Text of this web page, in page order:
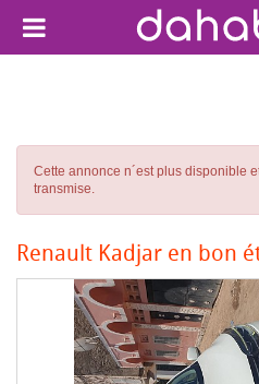
Cette annonce n´est plus disponible
transmise.
Renault Kadjar en bon